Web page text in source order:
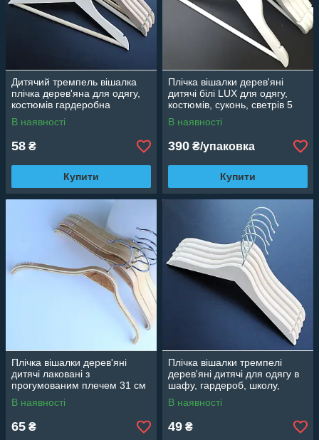
Дитячий тремпель вішалка
плічка дерев'яна для одягу,
костюмів гардеробна
нелакована ЕКО, 31 см
В наявності
58 ₴
Купити
Плічка вішалки дерев'яні
дитячі білі LUX для одягу,
костюмів, суконь, светрів 5
шт., 30 см
В наявності
390 ₴/упаковка
Купити
Плічка вішалки дерев'яні
дитячі лаковані з
прогумованим плечем 31 см
В наявності
65 ₴
Плічка вішалки тремпелі
дерев'яні дитячі для одягу в
шафу, гардероб, школу,
магазин ЕКО
В наявності
49 ₴